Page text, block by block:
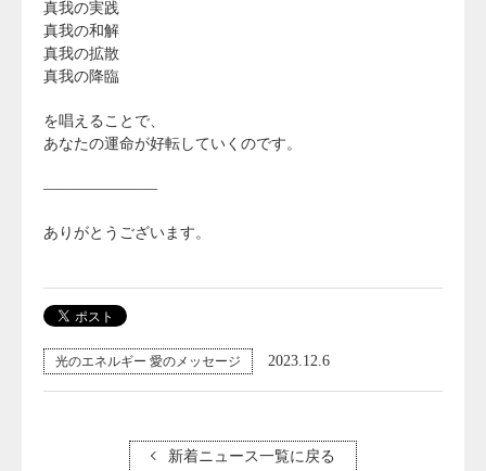
真我の実践
真我の和解
真我の拡散
真我の降臨
を唱えることで、
あなたの運命が好転していくのです。
———————–
ありがとうございます。
光のエネルギー 愛のメッセージ 2023.12.6
新着ニュース一覧に戻る